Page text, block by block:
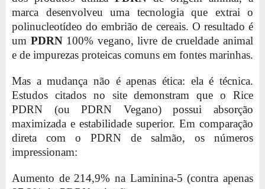
marca desenvolveu uma tecnologia que extrai o
polinucleotídeo do embrião de cereais. O resultado é
um PDRN100% vegano, livre de crueldade animal
e de impurezas proteicas comuns em fontes marinhas.
Mas a mudança não é apenas ética: ela é técnica.
Estudos citados no site demonstram que o Rice
PDRN (ou PDRN Vegano) possui absorção
maximizada e estabilidade superior. Em comparação
direta com o PDRN de salmão, os números
impressionam:
Aumento de 214,9% na Laminina-5 (contra apenas